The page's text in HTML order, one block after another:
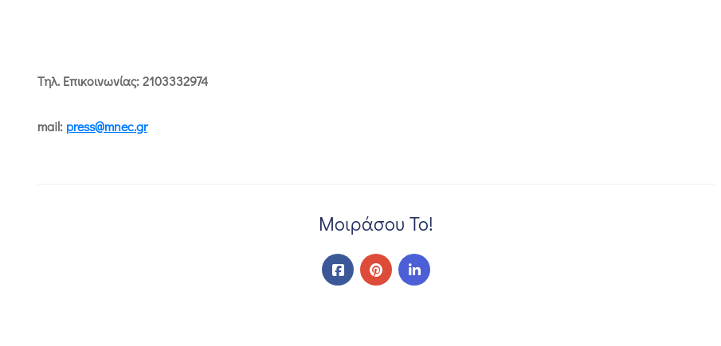
Τηλ. Επικοινωνίας: 2103332974
mail: press@mnec.gr
Μοιράσου Το!